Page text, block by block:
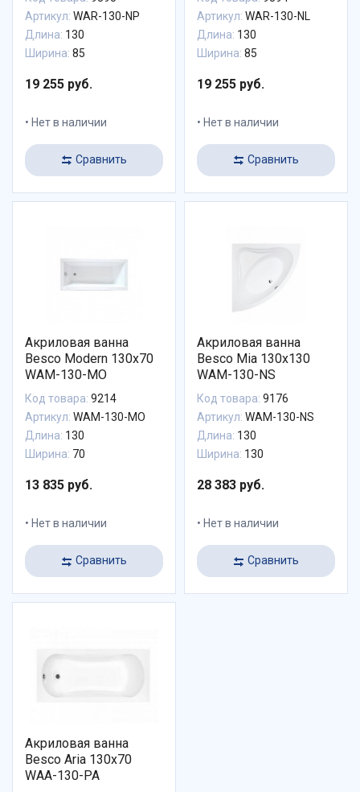
Артикул: WAR-130-NP
Длина: 130
Ширина: 85
19 255 руб.
Нет в наличии
Сравнить
Артикул: WAR-130-NL
Длина: 130
Ширина: 85
19 255 руб.
Нет в наличии
Сравнить
Акриловая ванна
Besco Modern 130x70
WAM-130-MO
Код товара: 9214
Артикул: WAM-130-MO
Длина: 130
Ширина: 70
13 835 руб.
Нет в наличии
Сравнить
Акриловая ванна
Besco Mia 130x130
WAM-130-NS
Код товара: 9176
Артикул: WAM-130-NS
Длина: 130
Ширина: 130
28 383 руб.
Нет в наличии
Сравнить
Акриловая ванна
Besco Aria 130x70
WAA-130-PA